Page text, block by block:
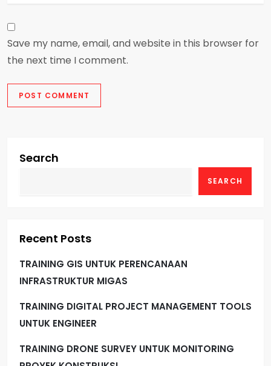
Save my name, email, and website in this browser for
the next time I comment.
Search
SEARCH
Recent Posts
TRAINING GIS UNTUK PERENCANAAN
INFRASTRUKTUR MIGAS
TRAINING DIGITAL PROJECT MANAGEMENT TOOLS
UNTUK ENGINEER
TRAINING DRONE SURVEY UNTUK MONITORING